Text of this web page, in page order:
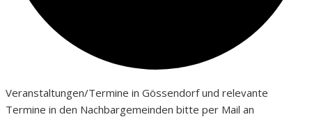
Veranstaltungen/Termine in Gössendorf und relevante
Termine in den Nachbargemeinden bitte per Mail an